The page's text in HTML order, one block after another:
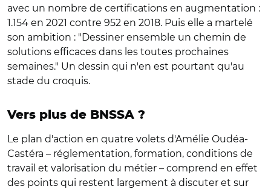
avec un nombre de certifications en augmentation :
1.154 en 2021 contre 952 en 2018. Puis elle a martelé
son ambition : "Dessiner ensemble un chemin de
solutions efficaces dans les toutes prochaines
semaines." Un dessin qui n'en est pourtant qu'au
stade du croquis.
Vers plus de BNSSA ?
Le plan d'action en quatre volets d'Amélie Oudéa-
Castéra – réglementation, formation, conditions de
travail et valorisation du métier – comprend en effet
des points qui restent largement à discuter et sur